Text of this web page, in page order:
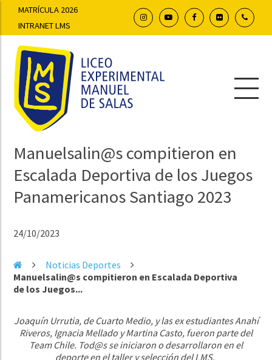
MATRÍCULA 2026
INTRANET LMS
Manuelsalin@s compitieron en
Escalada Deportiva de los Juegos
Panamericanos Santiago 2023
24/10/2023
Noticias Deportes
Manuelsalin@s compitieron en Escalada Deportiva
de los Juegos...
Joaquín Urrutia, de Cuarto Medio, y las ex estudiantes Anahí
Riveros, Ignacia Mellado y Martina Casto, fueron parte del
Team Chile. Tod@s se iniciaron o desarrollaron en el
deporte en el taller y selección del LMS.